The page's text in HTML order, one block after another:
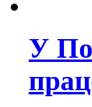
У